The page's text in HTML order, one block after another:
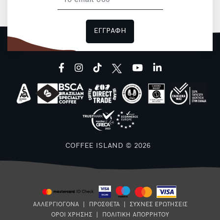
ΕΓΓΡΑΦΗ
facebook
instagram
tiktok youtubelinkedin
COFFEE ISLAND © 2026
ΑΛΛΕΡΓΙΟΓΟΝΑ ΠΡΟΣΘΕΤΑ
ΣΥΧΝΕΣ ΕΡΩΤΗΣΕΙΣ
ΟΡΟΙ ΧΡΗΣΗΣ
ΠΟΛΙΤΙΚΗ ΑΠΟΡΡΗΤΟΥ